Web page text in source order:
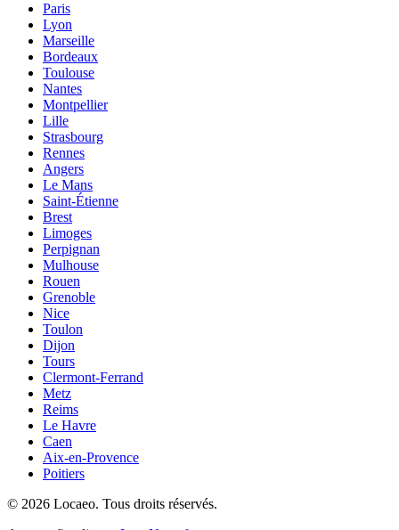
Paris
Lyon
Marseille
Bordeaux
Toulouse
Nantes
Montpellier
Lille
Strasbourg
Rennes
Angers
Le Mans
Saint-Étienne
Brest
Limoges
Perpignan
Mulhouse
Rouen
Grenoble
Nice
Toulon
Dijon
Tours
Clermont-Ferrand
Metz
Reims
Le Havre
Caen
Aix-en-Provence
Poitiers
© 2026 Locaeo. Tous droits réservés.